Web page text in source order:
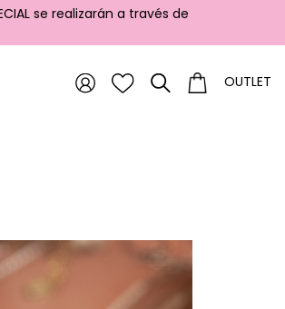
se realizarán a través de
OUTLET